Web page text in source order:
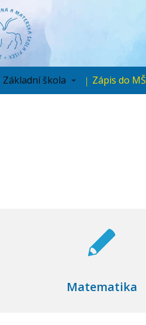
Základní škola Zápis do MŠ
Matematika